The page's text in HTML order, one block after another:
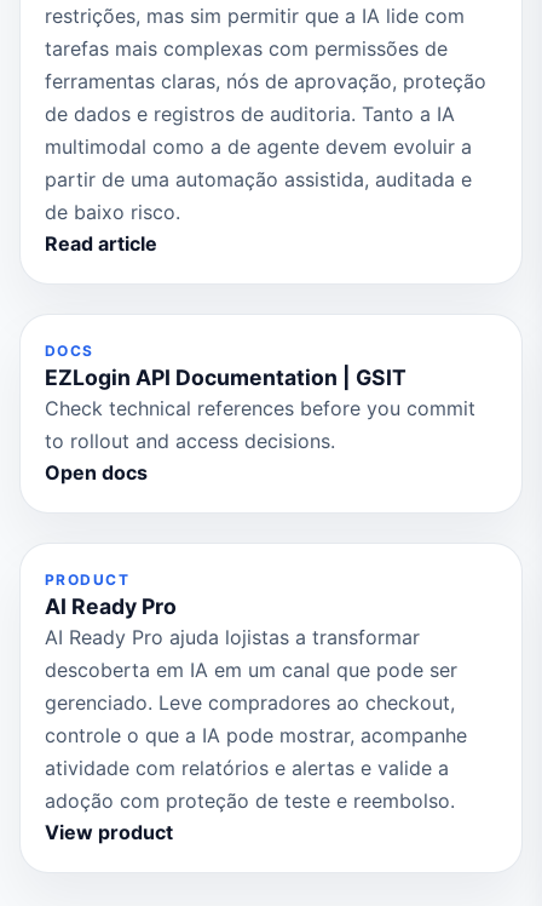
restrições, mas sim permitir que a IA lide com
tarefas mais complexas com permissões de
ferramentas claras, nós de aprovação, proteção
de dados e registros de auditoria. Tanto a IA
multimodal como a de agente devem evoluir a
partir de uma automação assistida, auditada e
de baixo risco.
Read article
DOCS
EZLogin API Documentation | GSIT
Check technical references before you commit
to rollout and access decisions.
Open docs
PRODUCT
AI Ready Pro
AI Ready Pro ajuda lojistas a transformar
descoberta em IA em um canal que pode ser
gerenciado. Leve compradores ao checkout,
controle o que a IA pode mostrar, acompanhe
atividade com relatórios e alertas e valide a
adoção com proteção de teste e reembolso.
View product